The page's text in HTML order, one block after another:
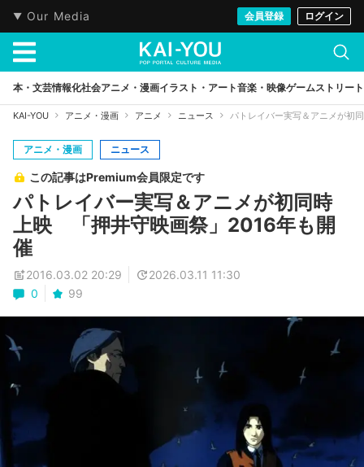
Our Media 会員登録 ログイン
本・文芸情報化社会アニメ・漫画イラスト・アート音楽・映像ゲームストリート
KAI-YOU アニメ・漫画 アニメ ニュース パトレイバー実写＆アニメが初
アニメ・漫画 ニュース
この記事はPremium会員限定です
パトレイバー実写＆アニメが初同時
上映 「押井守映画祭」2016年も開
催
2016.03.02 20:29
2026.03.11 11:30
0
99